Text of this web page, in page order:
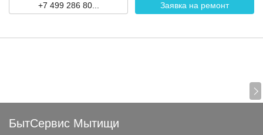
+7 499 286 80... Заявка на ремонт
БытСервис Мытищи